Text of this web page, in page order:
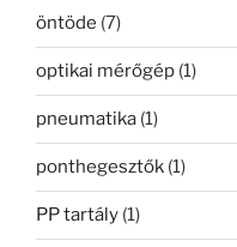
öntöde (7)
optikai mérőgép (1)
pneumatika (1)
ponthegesztők (1)
PP tartály (1)